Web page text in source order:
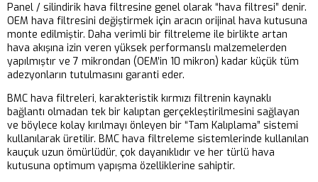
Panel / silindirik hava filtresine genel olarak “hava filtresi” denir.
OEM hava filtresini değiştirmek için aracın orijinal hava kutusuna
monte edilmiştir. Daha verimli bir filtreleme ile birlikte artan
hava akışına izin veren yüksek performanslı malzemelerden
yapılmıştır ve 7 mikrondan (OEM’in 10 mikron) kadar küçük tüm
adezyonların tutulmasını garanti eder.
BMC hava filtreleri, karakteristik kırmızı filtrenin kaynaklı
bağlantı olmadan tek bir kalıptan gerçekleştirilmesini sağlayan
ve böylece kolay kırılmayı önleyen bir “Tam Kalıplama” sistemi
kullanılarak üretilir. BMC hava filtreleme sistemlerinde kullanılan
kauçuk uzun ömürlüdür, çok dayanıklıdır ve her türlü hava
kutusuna optimum yapışma özelliklerine sahiptir.